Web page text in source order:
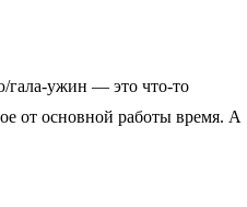
гала-ужин — это что-то
от основной работы время. А